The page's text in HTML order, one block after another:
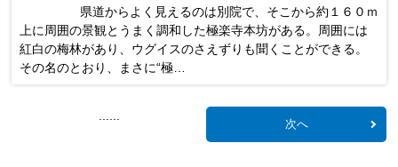
県道からよく見えるのは別院で、そこから約１６０ｍ
上に周囲の景観とうまく調和した極楽寺本坊がある。周囲には
紅白の梅林があり、ウグイスのさえずりも聞くことができる。
その名のとおり、まさに“極…
......
次へ